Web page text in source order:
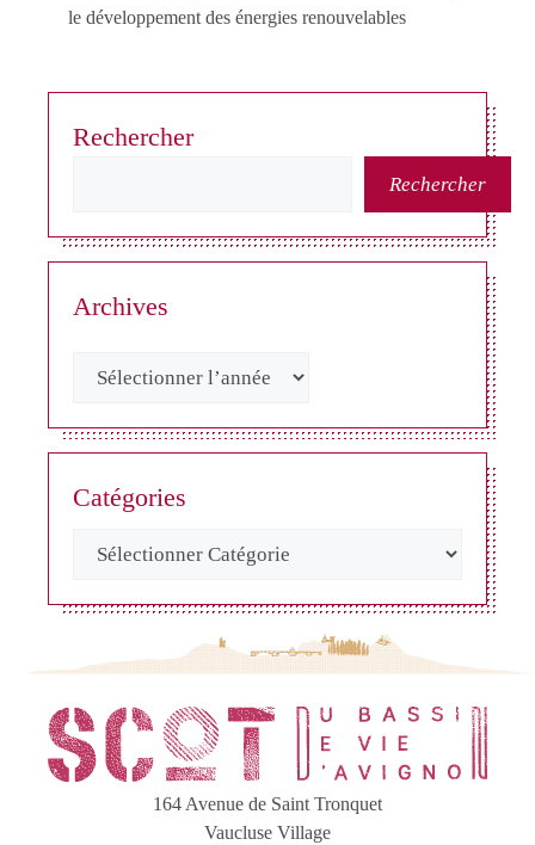
le développement des énergies renouvelables
Rechercher
Rechercher
Archives
Catégories
164 Avenue de Saint Tronquet
Vaucluse Village